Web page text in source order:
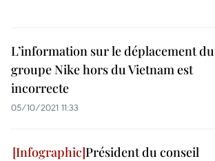
L’information sur le déplacement du
groupe Nike hors du Vietnam est
incorrecte
05/10/2021 11:33
Président du conseil